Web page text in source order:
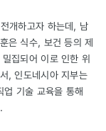
개하고자 하는데, 남
은 식수, 보건 등의 제
집되어 이로 인한 위
, 인도네시아 지부는
기술 교육을 통해